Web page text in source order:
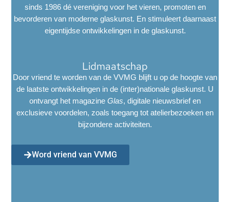
sinds 1986 dé vereniging voor het vieren, promoten en
bevorderen van moderne glaskunst. En stimuleert daarnaast
eigentijdse ontwikkelingen in de glaskunst.
Lidmaatschap
Door vriend te worden van de VVMG blijft u op de hoogte van
de laatste ontwikkelingen in de (inter)nationale glaskunst. U
ontvangt het magazine Glas, digitale nieuwsbrief en
exclusieve voordelen, zoals toegang tot atelierbezoeken en
bijzondere activiteiten.
Word vriend van VVMG